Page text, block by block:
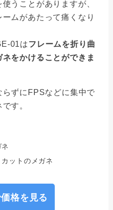
うことがありますが、
ムがあたって痛くなり
01はフレームを折り曲
をかけることができま
らずにFPSなどに集中で
す。
ットのメガネ
格を見る